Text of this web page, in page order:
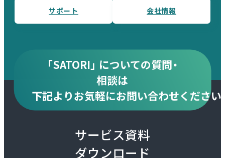
サポート 会社情報
「SATORI」 についての質問・
相談は
下記よりお気軽にお問い合わせください
サービス資料
ダウンロード